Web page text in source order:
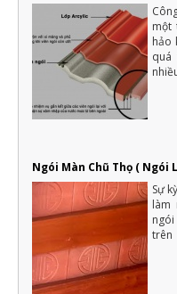
một
hảo
quá
Ngói Màn Chũ Thọ ( Ngói
Sự
làm
trên